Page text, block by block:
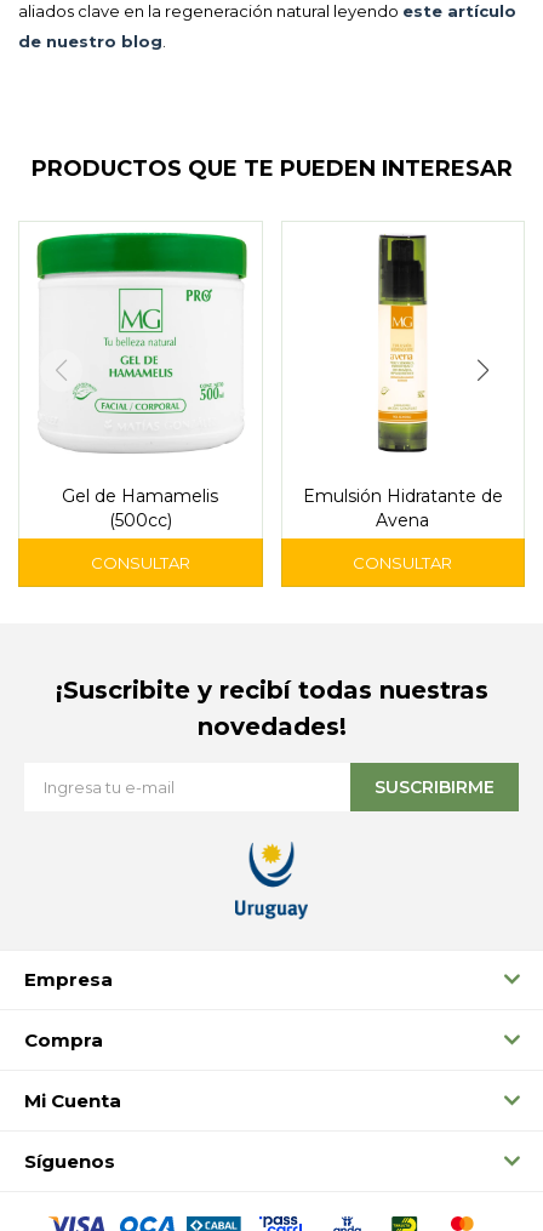
aliados clave en la regeneración natural leyendo este artículo
de nuestro blog
PRODUCTOS QUE TE PUEDEN INTERESAR
Gel de Hamamelis
(500cc)
Emulsión Hidratante de
Avena
Empresa
Compra
Mi Cuenta
Síguenos
¡Suscribite y recibí todas nuestras
novedades!
SUSCRIBIRME